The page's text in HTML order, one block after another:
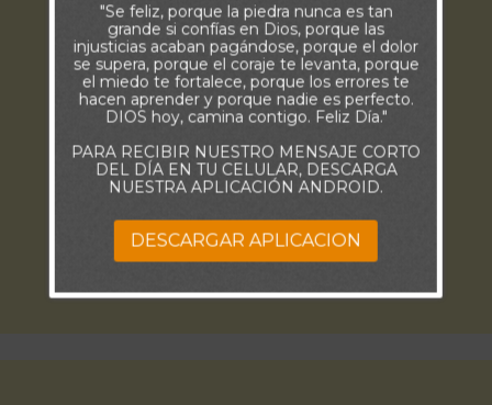
"Se feliz, porque la piedra nunca es tan
grande si confías en Dios, porque las
injusticias acaban pagándose, porque el dolor
se supera, porque el coraje te levanta, porque
el miedo te fortalece, porque los errores te
hacen aprender y porque nadie es perfecto.
DIOS hoy, camina contigo. Feliz Día."
PARA RECIBIR NUESTRO MENSAJE CORTO
DEL DÍA EN TU CELULAR, DESCARGA
NUESTRA APLICACIÓN ANDROID.
DESCARGAR APLICACION